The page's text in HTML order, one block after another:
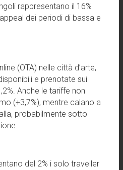
rappresentano il 16%
dei periodi di bassa e
(OTA) nelle città d’arte,
e prenotate sui
Anche le tariffe non
(+3,7%), mentre calano a
probabilmente sotto
del 2% i solo traveller